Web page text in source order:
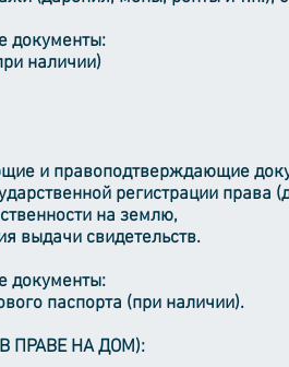
документы:
наличии)
и правоподтверждающие
регистрации права
на землю,
выдачи свидетельств.
документы:
паспорта (при наличии).
ПРАВЕ НА ДОМ):